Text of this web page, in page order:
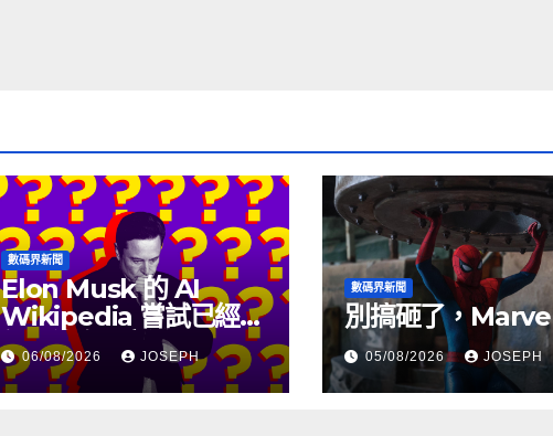
數碼界新聞
Elon Musk 的 AI
Wikipedia 嘗試已經幾
個月沒有更新了
06/08/2026 JOSEPH
數碼界新聞
別搞砸了，
05/08/2026 JOSEPH